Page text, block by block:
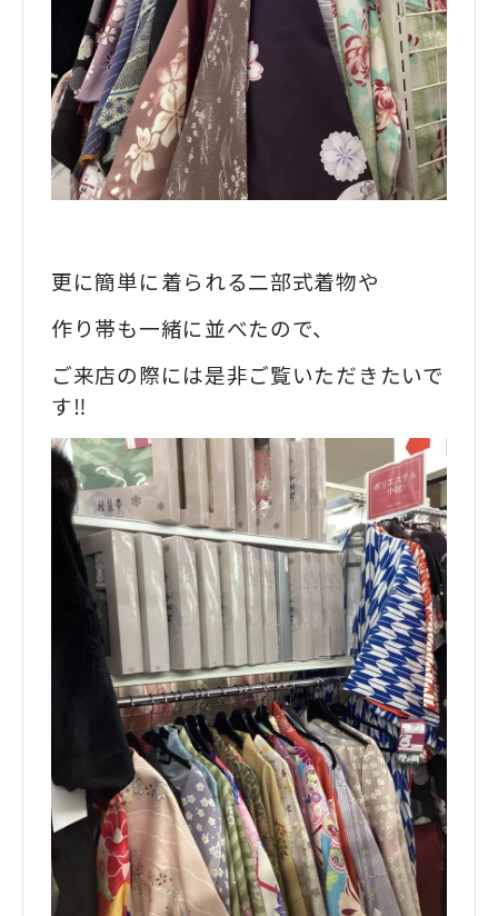
更に簡単に着られる二部式着物や
作り帯も一緒に並べたので、
ご来店の際には是非ご覧いただきたいで
す‼️